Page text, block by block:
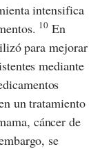
intensifica
10 En
para mejorar
mediante
un tratamiento
cáncer de
se